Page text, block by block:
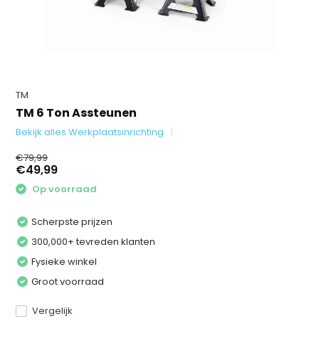
TM
TM 6 Ton Assteunen
Bekijk alles Werkplaatsinrichting
€79,99
€49,99
Op voorraad
Scherpste prijzen
300,000+ tevreden klanten
Fysieke winkel
Groot voorraad
Vergelijk